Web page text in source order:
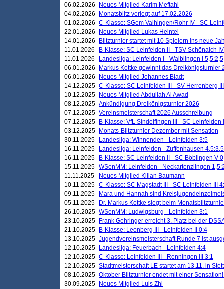
06.02.2026
Neues Mitglied Karim Meftahi
04.02.2026
Monatsblitz verlegt auf 17.02.2026
01.02.2026 C-Klasse: SGem Vaihingen/Rohr IV - SC
22.01.2026
Neues Mitglied Lukas Heintel
14.01.2026
Blitzturnier startet mit 10 Spielern ins neue
11.01.2026
B-Klasse: SC Leinfelden II - TSV Schönaich
11.01.2026
Landesliga: Leinfelden I - Waiblingen I 5,5:2,5
06.01.2026
Markus Kottke gewinnt das Dreikönigsturnier
06.01.2026
Neues Mitglied Johannes Bladt
14.12.2025 C-Klasse: SC Leinfelden III - SV Herrenberg
10.12.2025
Neues Mitglied Abdullah Al Awad
08.12.2025 Ankündigung Dreikönigsturnier 2026
07.12.2025 Vereinsmeisterschaft 2026 Ausschreibung
07.12.2025
B-Klasse: VfL Sindelfingen III - SC Leinfelden
03.12.2025
Monats-Blitzturnier Dezember mit Sensation
30.11.2025
Landesliga: Winnenden - Leinfelden 3:5
16.11.2025
Landesliga: Leinfelden - Zuffenhausen 4,5:3,5
16.11.2025
B-Klasse: SC Leinfelden II - SC Böblingen V
15.11.2025 WSenMM: Leinfelden - Neckartenzlingen
11.11.2025
Neues Mitglied Kilian Baumann
10.11.2025 C-Klasse: SC Magstadt III - SC Leinfelden III
09.11.2025
Mara und Hannah sind
05.11.2025
Dr. Markus Kottke siegt beim
26.10.2025 WSenMM: Ludwigsburg - Leinfelden 3:1
23.10.2025
Frank Gehringer erreicht 3. Platz bei der
21.10.2025
B-Klasse: Leonberg III - Leinfelden II 0:4
13.10.2025 Jugendvereinsmeisterschaft Runde 7 ist
12.10.2025
Landesliga: Feuerbach - Leinfelden 4:4
12.10.2025 C-Klasse: Leinfelden III - Renningen III 3:1
12.10.2025 Stadtmeisterschaft LE startet am 13.11. in
08.10.2025 Oktober Blitzturnier endet mit einer
30.09.2025
Neues Mitglied Luis Zhi